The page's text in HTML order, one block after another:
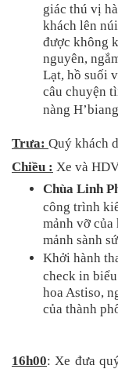
giác thú vị
khách lên
được không
nguyên,
Lạt, hồ suối
câu chuyện
nàng
Trưa: Quý khách
Chiều : Xe và
Chùa Linh
công trình
mảnh vỡ
mảnh sành
Khởi hành
check in
hoa Astiso,
của thành
16h00: Xe đưa